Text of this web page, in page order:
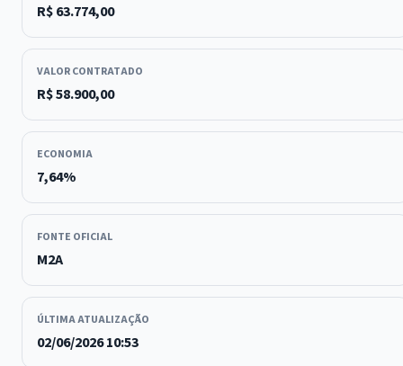
R$ 63.774,00
VALOR CONTRATADO
R$ 58.900,00
ECONOMIA
7,64%
FONTE OFICIAL
M2A
ÚLTIMA ATUALIZAÇÃO
02/06/2026 10:53